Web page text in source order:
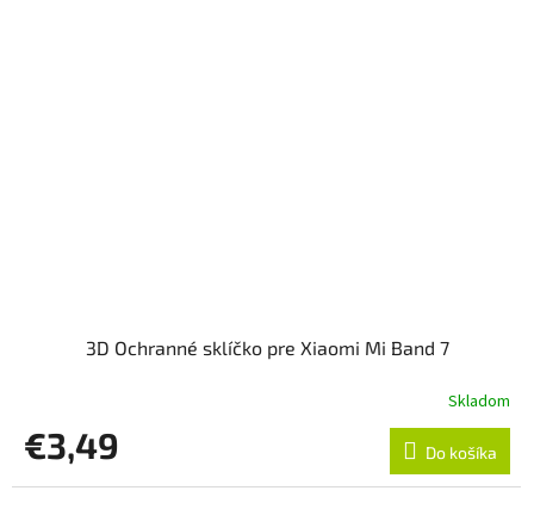
3D Ochranné sklíčko pre Xiaomi Mi Band 7
Skladom
€3,49 Do košíka